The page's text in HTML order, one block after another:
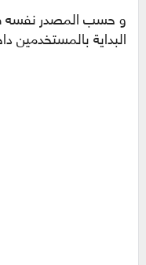
و حسب المصدر
البداية بالمستخدمين